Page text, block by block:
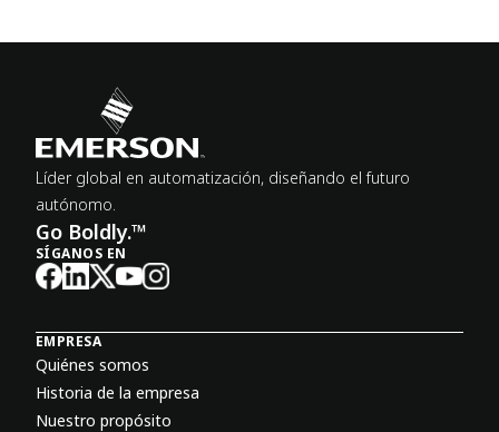
Líder global en automatización, diseñando el futuro
autónomo.
Go Boldly.™
SÍGANOS EN
EMPRESA
Quiénes somos
Historia de la empresa
Nuestro propósito